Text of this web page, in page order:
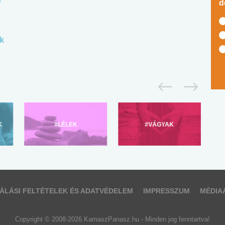
#LÉLEK #VÁGYAK
FELTÉTELEK ÉS ADATVÉDELEM IMPRESSZUM
Copyright © 2008-2026 KamaszPanasz.hu - Minden jog fenntartva!